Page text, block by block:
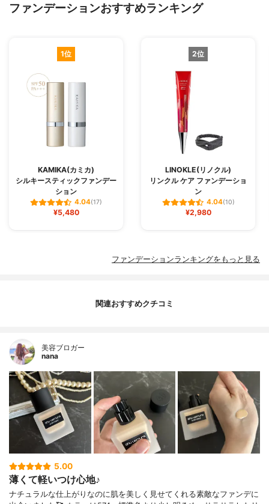
ファンデーションおすすめランキング
1位
KAMIKA(カミカ)
シルキースティックファンデー
ション
4.04(17)
¥5,480
2位
LINOKLE(リノクル)
リンクル ケア ファンデーショ
ン
4.04(10)
¥2,980
ファンデーションランキングをもっと見る
関連おすすめクチコミ
美容ブロガー
nana
5.00
薄くて軽いつけ心地♪
ナチュラルな仕上がりなのに肌を美しく見せてくれる素敵なファンデに